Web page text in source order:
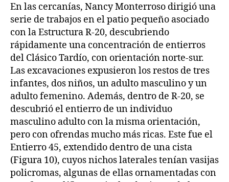
En las cercanías, Nancy Monterroso dirigió una
serie de trabajos en el patio pequeño asociado
con la Estructura R-20, descubriendo
rápidamente una concentración de entierros
del Clásico Tardío, con orientación norte-sur.
Las excavaciones expusieron los restos de tres
infantes, dos niños, un adulto masculino y un
adulto femenino. Además, dentro de R-20, se
descubrió el entierro de un individuo
masculino adulto con la misma orientación,
pero con ofrendas mucho más ricas. Este fue el
Entierro 45, extendido dentro de una cista
(Figura 10), cuyos nichos laterales tenían vasijas
policromas, algunas de ellas ornamentadas con